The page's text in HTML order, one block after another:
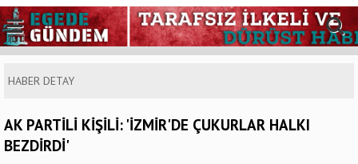
HABER DETAY
AK PARTİLİ KİŞİLİ: 'İZMİR'DE ÇUKURLAR HALKI
BEZDİRDİ'